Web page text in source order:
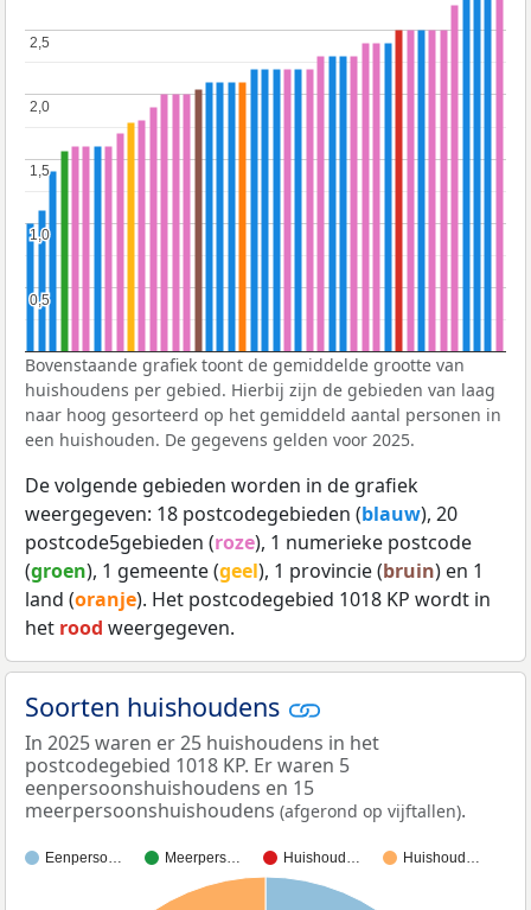
0,5
0,5
1,0
1,0
1,5
1,5
2,0
2,0
2,5
2,5
Bovenstaande grafiek toont de gemiddelde grootte van
huishoudens per gebied. Hierbij zijn de gebieden van laag
naar hoog gesorteerd op het gemiddeld aantal personen in
een huishouden. De gegevens gelden voor 2025.
De volgende gebieden worden in de grafiek
weergegeven: 18 postcodegebieden (blauw), 20
postcode5gebieden (roze), 1 numerieke postcode
(groen), 1 gemeente (geel), 1 provincie (bruin) en 1
land (oranje). Het postcodegebied 1018 KP wordt in
het rood weergegeven.
Soorten huishoudens
In 2025 waren er 25 huishoudens in het
postcodegebied 1018 KP. Er waren 5
eenpersoonshuishoudens en 15
meerpersoonshuishoudens (afgerond op vijftallen).
Eenperso… Meerpers… Huishoud… Huishoud…